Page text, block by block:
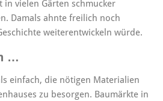
in vielen Gärten schmucker
Damals ahnte freilich noch
weiterentwickeln würde.
…
einfach, die nötigen Materialien
zu besorgen. Baumärkte in